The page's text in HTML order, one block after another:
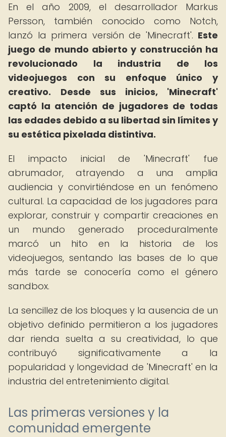
En el año 2009, el desarrollador Markus
Persson, también conocido como Notch,
lanzó la primera versión de 'Minecraft'. Este
juego de mundo abierto y construcción ha
revolucionado la industria de los
videojuegos con su enfoque único y
creativo.
Desde sus inicios, 'Minecraft'
captó la atención de jugadores de todas
las edades debido a su libertad sin límites y
su estética pixelada distintiva.
El impacto inicial de 'Minecraft' fue
abrumador, atrayendo a una amplia
audiencia y convirtiéndose en un fenómeno
cultural. La capacidad de los jugadores para
explorar, construir y compartir creaciones en
un mundo generado proceduralmente
marcó un hito en la historia de los
videojuegos, sentando las bases de lo que
más tarde se conocería como el género
sandbox.
La sencillez de los bloques y la ausencia de un
objetivo definido permitieron a los jugadores
dar rienda suelta a su creatividad, lo que
contribuyó significativamente a la
popularidad y longevidad de 'Minecraft' en la
industria del entretenimiento digital.
Las primeras versiones y la
comunidad emergente